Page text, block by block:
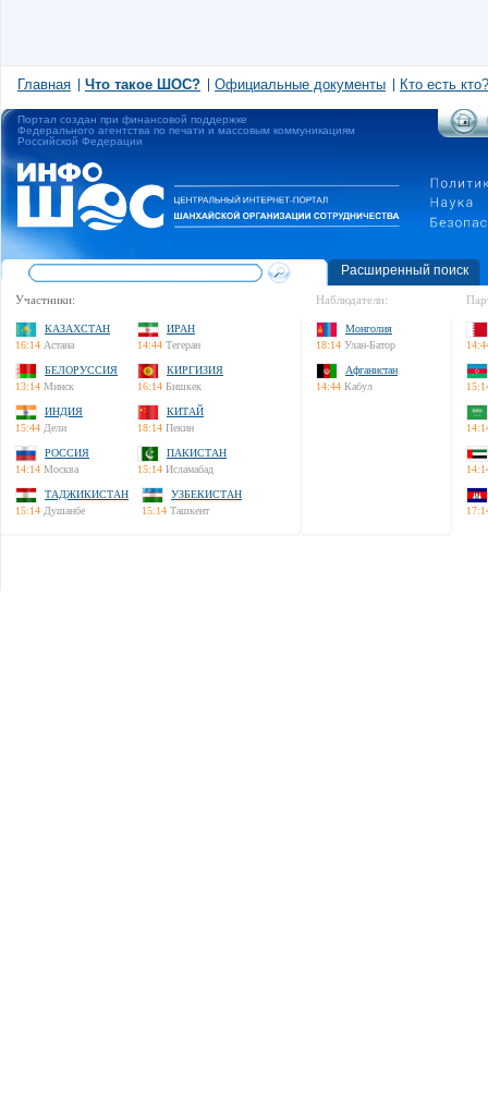
Главная Что такое ШОС? Официальные документы Кто есть кто?
Портал создан при финансовой поддержке
Федерального агентства по печати и массовым коммуникациям
Российской Федерации
Расширенный поиск
Участники:
КАЗАХСТАН
16:14 Астана
ИРАН
14:44 Тегеран
БЕЛОРУССИЯ
13:14 Минск
КИРГИЗИЯ
16:14 Бишкек
ИНДИЯ
15:44 Дели
КИТАЙ
18:14 Пекин
РОССИЯ
14:14 Москва
ПАКИСТАН
15:14 Исламабад
ТАДЖИКИСТАН
15:14 Душанбе
УЗБЕКИСТАН
15:14 Ташкент
Наблюдатели:
Монголия
18:14 Улан-Батор
Афганистан
14:44 Кабул